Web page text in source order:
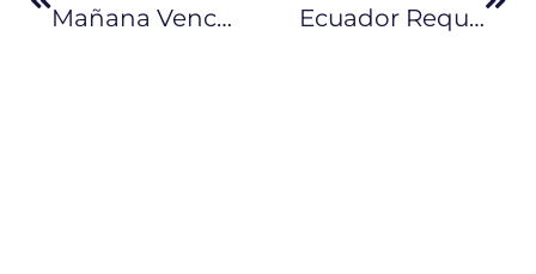
Mañana Vence El Plazo Para Que Ecuador Elimine La Tasa Aduanera Ecuador Requiere Estabilidad Para Atraer Inversión